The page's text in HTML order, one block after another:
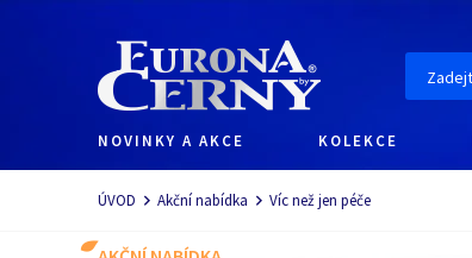
NOVINKY A AKCE KOLEKCE
Navigace
ÚVOD Akční nabídka Víc než jen péče